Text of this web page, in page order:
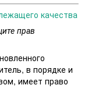
качества
прав
в порядке и
имеет право